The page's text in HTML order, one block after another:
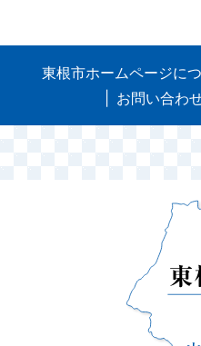
東根市ホームページに
お問い合わ